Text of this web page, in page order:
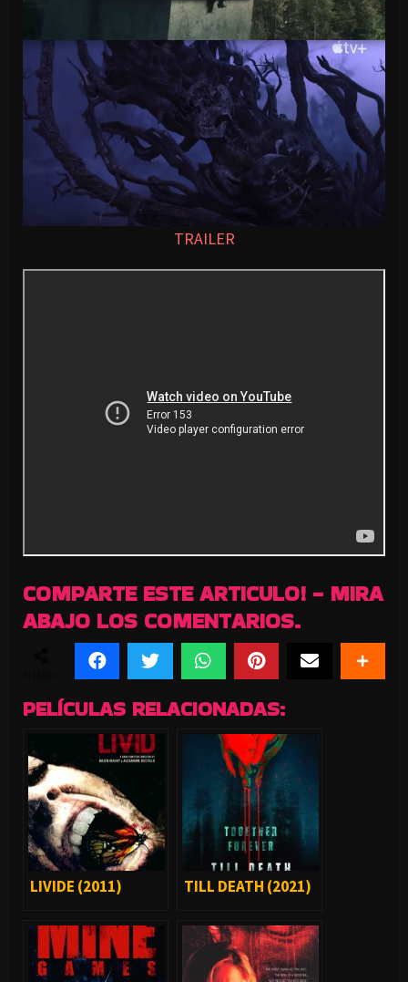
TRAILER
COMPARTE ESTE ARTICULO! - MIRA
ABAJO LOS COMENTARIOS.
PELÍCULAS RELACIONADAS:
LIVIDE (2011) TILL DEATH (2021)